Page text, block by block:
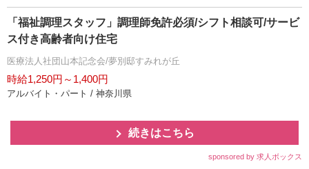
「福祉調理スタッフ」調理師免許必須/シフト相談可/サービ
ス付き高齢者向け住宅
医療法人社団山本記念会/夢別邸すみれが丘
時給1,250円～1,400円
アルバイト・パート / 神奈川県
続きはこちら
sponsored by 求人ボックス